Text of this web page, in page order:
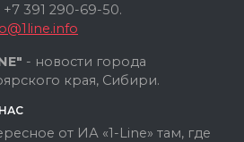
+7 391 290-69-50.
- новости города
края, Сибири.
от ИА «1-Line» там, где